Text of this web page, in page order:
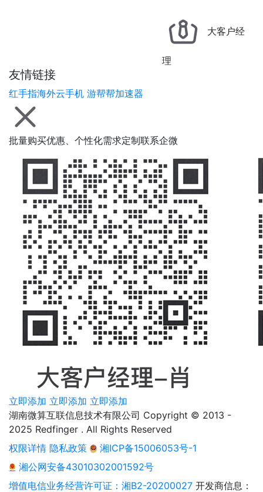
友情链接
红手指海外云手机 游帮帮加速器
大客户经
理
批量购买优惠、个性化需求定制联系企微
立即添加 立即添加 立即添加
湖南微算互联信息技术有限公司 Copyright © 2013 -
2025 Redfinger . All Rights Reserved
权限详情 隐私政策
湘ICP备15006053号-1
湘公网安备43010302001592号
增值电信业务经营许可证：湘B2-20200027 开发商信息：